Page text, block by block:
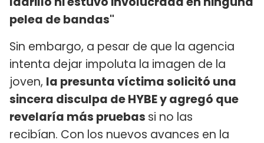
pelea de bandas"
Sin embargo, a pesar de que la agencia
intenta dejar impoluta la imagen de la
joven, la presunta víctima solicitó una
sincera disculpa de HYBE y agregó que
revelaría más pruebas si no las
recibían. Con los nuevos avances en la